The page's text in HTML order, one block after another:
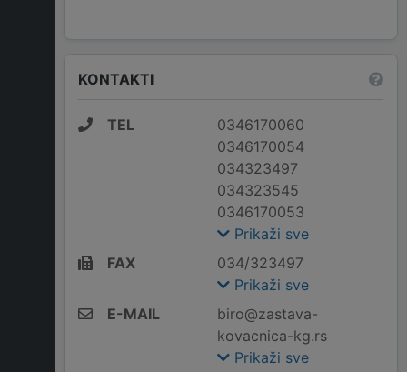
KONTAKTI
TEL
0346170060
0346170054
034323497
034323545
0346170053
Prikaži sve
FAX
034/323497
Prikaži sve
E-MAIL
biro@zastava-
kovacnica-kg.rs
Prikaži sve